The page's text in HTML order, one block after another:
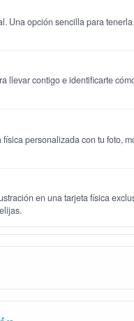
Una opción sencilla para
llevar contigo e identificarte
personalizada con tu foto,
en una tarjeta física